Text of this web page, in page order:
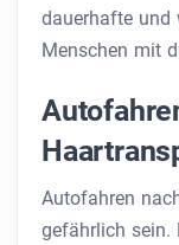
dauerhafte und
Menschen mit
Autofahren
gefährlich sein.